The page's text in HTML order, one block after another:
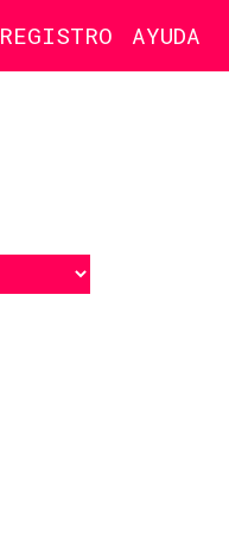
REGISTRO AYUDA